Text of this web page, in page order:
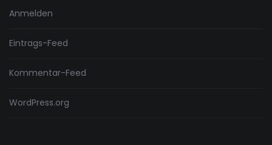
Anmelden
Eintrags-Feed
Kommentar-Feed
WordPress.org